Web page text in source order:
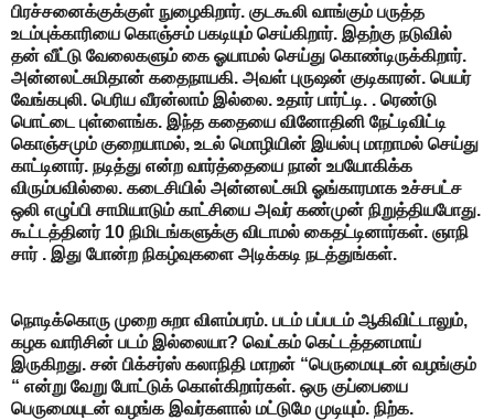
பிரச்சனைக்குக்குள் நுழைகிறார். குடகூலி வாங்கும் பருத்த
உடம்புக்காரியை கொஞ்சம் பகடியும் செய்கிறார். இதற்கு நடுவில்
தன் வீட்டு வேலைகளும் கை ஓயாமல் செய்து கொண்டிருக்கிறார்.
அன்னலட்சுமிதான் கதைநாயகி. அவள் புருஷன் குடிகாரன். பெயர்
வேங்கபுலி. பெரிய வீரன்லாம் இல்லை. உதார் பார்ட்டி. . ரெண்டு
பொட்டை புள்ளைங்க. இந்த கதையை வினோதினி நேட்டிவிட்டி
கொஞ்சமும் குறையாமல், உடல் மொழியின் இயல்பு மாறாமல் செய்து
காட்டினார். நடித்து என்ற வார்த்தையை நான் உபயோகிக்க
விரும்பவில்லை. கடைசியில் அன்னலட்சுமி ஓங்காரமாக உச்சபட்ச
ஒலி எழுப்பி சாமியாடும் காட்சியை அவர் கண்முன் நிறுத்தியபோது.
கூட்டத்தினர் 10 நிமிடங்களுக்கு விடாமல் கைதட்டினார்கள். ஞாநி
சார் . இது போன்ற நிகழ்வுகளை அடிக்கடி நடத்துங்கள்.
நொடிக்கொரு முறை சுறா விளம்பரம். படம் பப்படம் ஆகிவிட்டாலும்,
கழக வாரிசின் படம் இல்லையா? வெட்கம் கெட்டத்தனமாய்
இருகிறது. சன் பிக்சர்ஸ் கலாநிதி மாறன் “பெருமையுடன் வழங்கும்
“ என்று வேறு போட்டுக் கொள்கிறார்கள். ஒரு குப்பையை
பெருமையுடன் வழங்க இவர்களால் மட்டுமே முடியும். நிற்க.